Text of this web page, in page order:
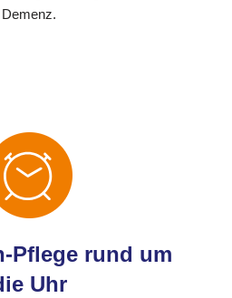
Demenz.
Pflege rund um
Uhr